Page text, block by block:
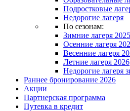
Подростковые
Недорогие лагеря
По сезонам:
Зимние лагеря
Осенние лагеря
Весенние лагеря
Летние лагеря 2026
Недорогие лагеря
Раннее бронирование 2026
Акции
Партнерская программа
Путевка в кредит